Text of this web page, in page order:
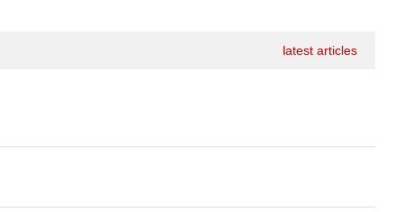
latest articles